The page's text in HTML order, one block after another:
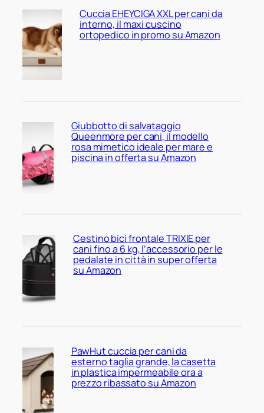
Cuccia EHEYCIGA XXL per cani da
interno, il maxi cuscino
ortopedico in promo su Amazon
Giubbotto di salvataggio
Queenmore per cani, il modello
rosa mimetico ideale per mare e
piscina in offerta su Amazon
Cestino bici frontale TRIXIE per
cani fino a 6 kg, l’accessorio per le
pedalate in città in super offerta
su Amazon
PawHut cuccia per cani da
esterno taglia grande, la casetta
in plastica impermeabile ora a
prezzo ribassato su Amazon